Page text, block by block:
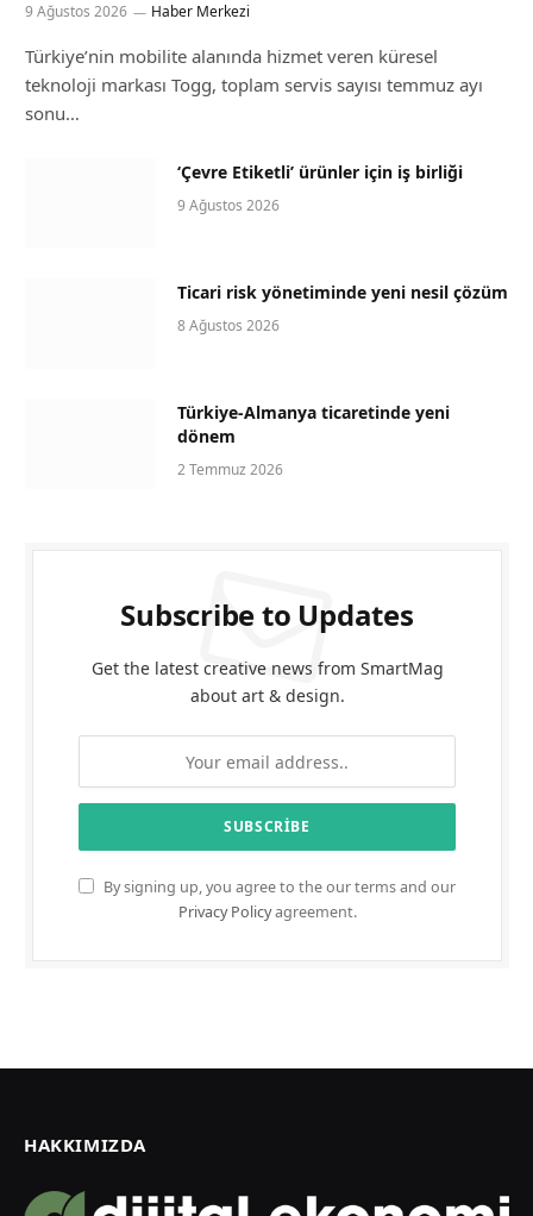
9 Ağustos 2026 Haber Merkezi
Türkiye’nin mobilite alanında hizmet veren küresel
teknoloji markası Togg, toplam servis sayısı temmuz ayı
sonu…
‘Çevre Etiketli’ ürünler için iş birliği
9 Ağustos 2026
Ticari risk yönetiminde yeni nesil çözüm
8 Ağustos 2026
Türkiye-Almanya ticaretinde yeni
dönem
2 Temmuz 2026
Subscribe to Updates
Get the latest creative news from SmartMag
about art & design.
By signing up, you agree to the our terms and our
Privacy Policyagreement.
HAKKIMIZDA